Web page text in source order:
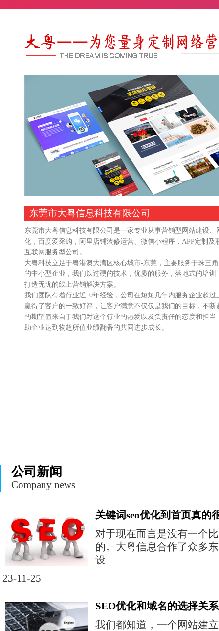
东莞市大粤信息科技有限公司
东莞市大粤信息科技有限公司是一家专业从事营销型网站建设、
化，百度爱采购，阿里店铺装修运营、微信小程序，APP定制及
互联网服务型公司。
大粤科技立足于粤港澳大湾区核心城市-东莞，主要服务于珠三
的中小型企业，我们以过硬的技术，优质的服务，落地式的培训
打造无忧的线上营销解决方案。
我们团队有着行业近10年经验，公司在短短几年内服务企业超过
赢得了客户的一致好评，让客户满意不仅仅是我们的目标，不断
的期望值来自于我们对这个行业的热爱以及负责任的态度和担当
助企业达到物超所值业绩翻番的共同进步成长。
公司新闻
Company news
关键词seo优化到首页真的
对于现在而言是没有一个
的。大粤信息合作了众多
设…...
23-11-25
SEO优化和域名的选择关系
我们都知道，一个网站建